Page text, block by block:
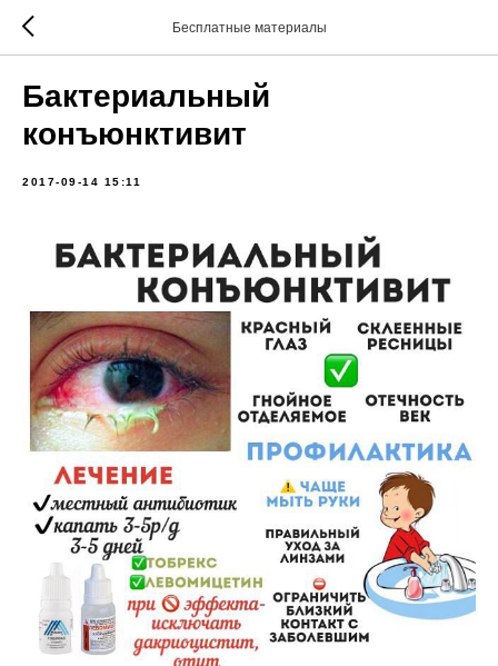
Бесплатные материалы
Бактериальный
конъюнктивит
2017-09-14 15:11